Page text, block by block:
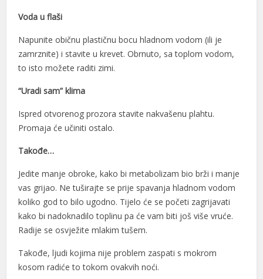
Voda u flaši
Napunite običnu plastičnu bocu hladnom vodom (ili je
zamrznite) i stavite u krevet. Obrnuto, sa toplom vodom,
to isto možete raditi zimi.
“Uradi sam” klima
Ispred otvorenog prozora stavite nakvašenu plahtu.
Promaja će učiniti ostalo.
Takođe…
Jedite manje obroke, kako bi metabolizam bio brži i manje
vas grijao. Ne tuširajte se prije spavanja hladnom vodom
koliko god to bilo ugodno. Tijelo će se početi zagrijavati
kako bi nadoknadilo toplinu pa će vam biti još više vruće.
Radije se osvježite mlakim tušem.
Takođe, ljudi kojima nije problem zaspati s mokrom
kosom radiće to tokom ovakvih noći.